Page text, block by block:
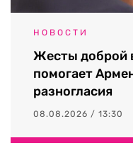
НОВОСТИ
Жесты доброй
помогает
разногласия
08.08.2026 / 13:30